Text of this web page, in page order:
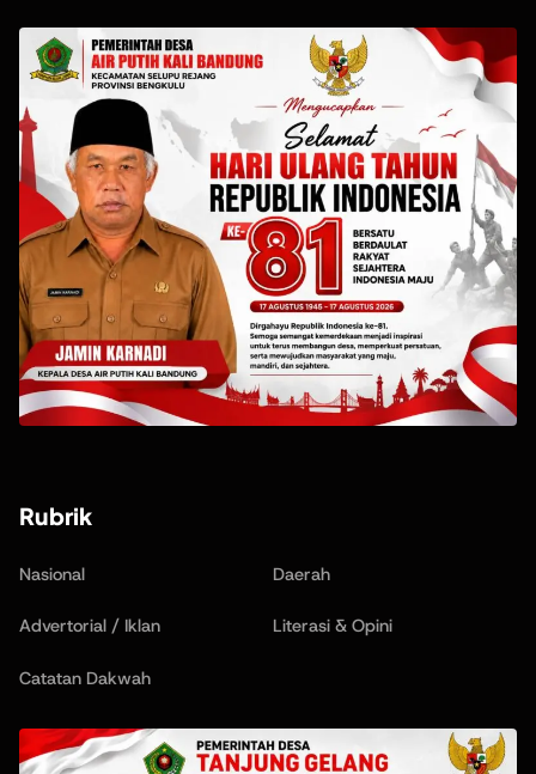
Rubrik
Nasional Daerah
Advertorial / Iklan Literasi & Opini
Catatan Dakwah